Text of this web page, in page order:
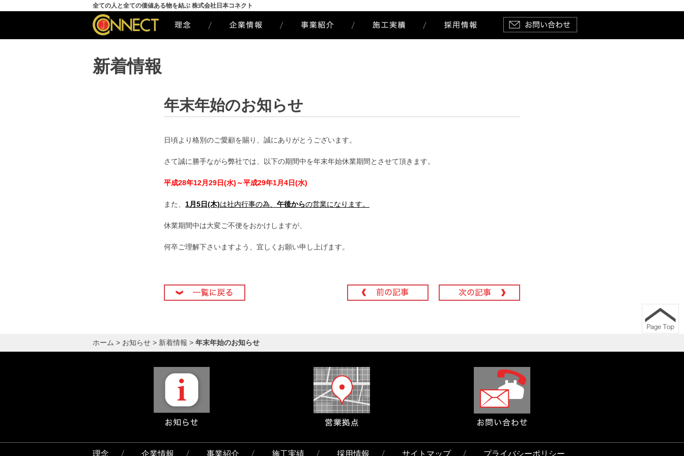
全ての人と全ての価値ある物を結ぶ 株式会社日本コネクト
新着情報
年末年始のお知らせ
日頃より格別のご愛顧を賜り、誠にありがとうございます。
さて誠に勝手ながら弊社では、以下の期間中を年末年始休業期間とさせて頂きます。
平成28年12月29日(水)～平成29年1月4日(水)
また、 1月5日(木)は社内行事の為、 午後からの営業になります。
休業期間中は大変ご不便をおかけしますが、
何卒ご理解下さいますよう、宜しくお願い申し上げます。
ホーム > お知らせ > 新着情報 > 年末年始のお知らせ
理念 企業情報 事業紹介 施工実績 採用情報 サイトマップ プライバシーポリシー